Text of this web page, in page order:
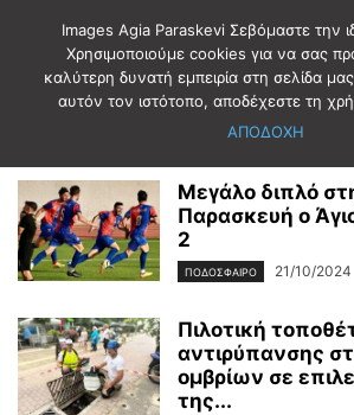
Αρχική 2024 Οκτώβριος 21
Ημερήσιο Αρχείο: 21/
Μεγάλο διπλό
Παρασκευή ο
2
ΠΟΔΟΣΦΑΙΡΟ 21/10/2024
Πιλοτική
αντιρύπανσης
ομβρίων σε
της...
Images Agia Paraskevi Σεβόμαστε την
Χρησιμοποιούμε cookies για να σας
καλύτερη δυνατή εμπειρία στη σελίδα
αυτόν τον ιστότοπο, αποδέχεστε τη
ΑΠΟΔΟΧΗ